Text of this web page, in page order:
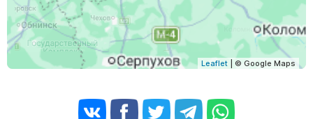
Leaflet | © Google Maps